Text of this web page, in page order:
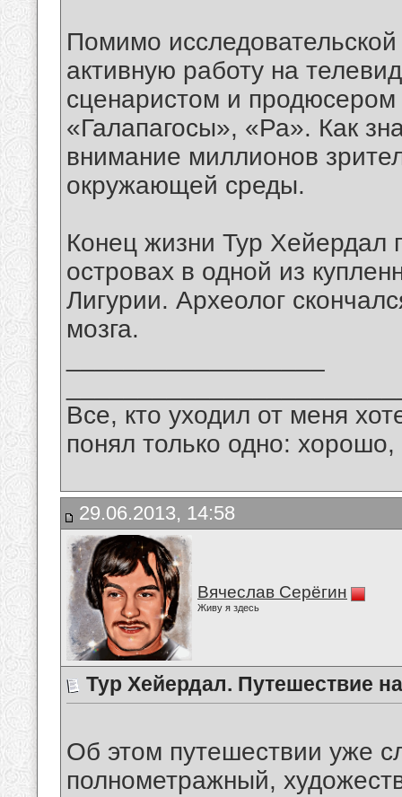
Помимо
активную работу на
сценаристом и
«Галапагосы», «Ра». Как
внимание миллионов
окружающей среды.
Конец жизни Тур Хейердал
островах в одной из
Лигурии. Археолог
мозга.
Все, кто уходил от меня
понял только одно:
29.06.2013, 14:58
Вячеслав Серёгин
Живу я здесь
Тур Хейердал. Путешествие
Об этом путешествии уже
полнометражный,